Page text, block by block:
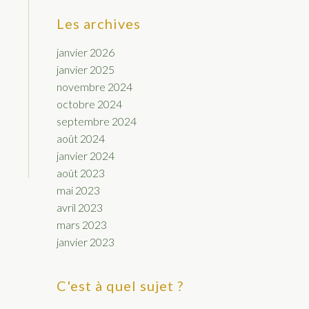
Les archives
janvier 2026
janvier 2025
novembre 2024
octobre 2024
septembre 2024
août 2024
janvier 2024
août 2023
mai 2023
avril 2023
mars 2023
janvier 2023
C'est à quel sujet ?